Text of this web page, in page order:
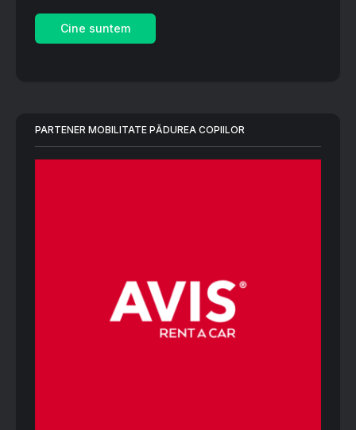
Cine suntem
PARTENER MOBILITATE PĂDUREA COPIILOR